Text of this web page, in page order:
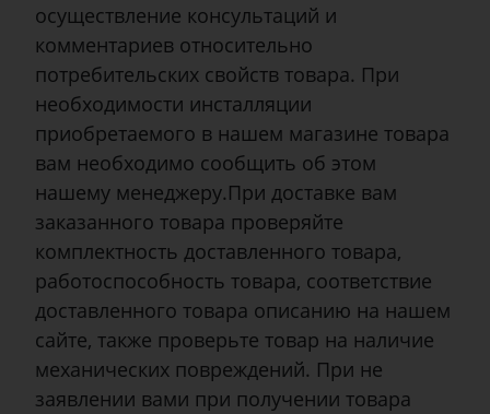
осуществление консультаций и
комментариев относительно
потребительских свойств товара. При
необходимости инсталляции
приобретаемого в нашем магазине товара
вам необходимо сообщить об этом
нашему менеджеру.При доставке вам
заказанного товара проверяйте
комплектность доставленного товара,
работоспособность товара, соответствие
доставленного товара описанию на нашем
сайте, также проверьте товар на наличие
механических повреждений. При не
заявлении вами при получении товара